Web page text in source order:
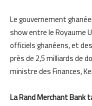
Le gouvernement
show entre le Royaume
officiels ghanéens, et
près de 2,5 milliards de
ministre des Finances,
La Rand Merchant Bank